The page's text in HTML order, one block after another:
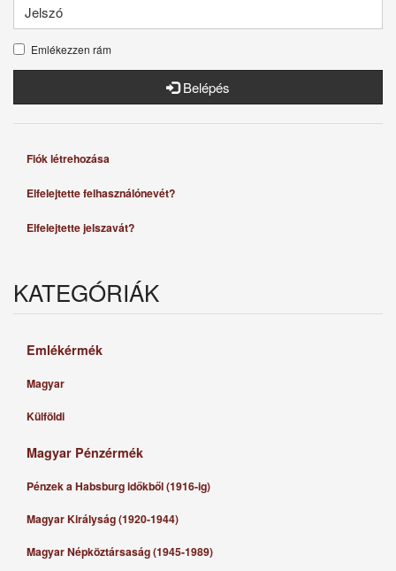
Emlékezzen rám
Belépés
Fiók létrehozása
Elfelejtette felhasználónevét?
Elfelejtette jelszavát?
KATEGÓRIÁK
Emlékérmék
Magyar
Külföldi
Magyar Pénzérmék
Pénzek a Habsburg időkből (1916-ig)
Magyar Királyság (1920-1944)
Magyar Népköztársaság (1945-1989)